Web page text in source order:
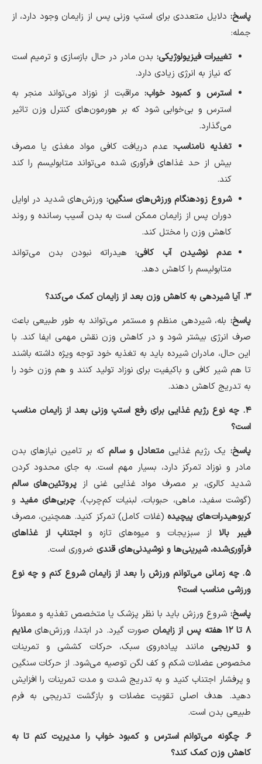
پاسخ: دلایل متعددی برای استپ وزنی پس از زایمان وجود دارد، از
جمله:
تغییرات فیزیولوژیکی: بدن مادر در حال بازسازی و ترمیم است
که نیاز به انرژی زیادی دارد.
استرس و کمبود خواب:مراقبت از نوزاد می‌تواند منجر به
استرس و بی‌خوابی شود که بر هورمون‌های کنترل وزن تاثیر
می‌گذارد.
تغذیه نامناسب: عدم دریافت کافی مواد مغذی یا مصرف
بیش از حد غذاهای فرآوری شده می‌تواند متابولیسم را کند
کند.
شروع زودهنگام ورزش‌های سنگین:ورزش‌های شدید در اوایل
دوران پس از زایمان ممکن است به بدن آسیب رسانده و روند
کاهش وزن را مختل کند.
عدم نوشیدن آب کافی:هیدراته نبودن بدن می‌تواند
متابولیسم را کاهش دهد.
۳. آیا شیردهی به کاهش وزن بعد از زایمان کمک می‌کند؟
پاسخ: بله، شیردهی منظم و مستمر می‌تواند به طور طبیعی باعث
صرف انرژی بیشتر شود و در کاهش وزن نقش مهمی ایفا کند. با
این حال، مادران شیرده باید به تغذیه خود توجه ویژه داشته باشند
تا هم شیر کافی و باکیفیت برای نوزاد تولید کنند و هم وزن خود را
به تدریج کاهش دهند.
۴. چه نوع رژیم غذایی برای رفع استپ وزنی بعد از زایمان مناسب
است؟
پاسخ: یک رژیم غذایی متعادل و سالم که بر تامین نیازهای بدن
مادر و نوزاد تمرکز دارد، بسیار مهم است. به جای محدود کردن
شدید کالری، بر مصرف مواد غذایی غنی از پروتئین‌های سالم
(گوشت سفید، ماهی، حبوبات، لبنیات کم‌چرب)، چربی‌های مفید و
کربوهیدرات‌های پیچیده(غلات کامل) تمرکز کنید. همچنین، مصرف
فیبر بالا از سبزیجات و میوه‌های تازه واجتناب از غذاهای
فرآوری‌شده، شیرینی‌ها و نوشیدنی‌های قندی ضروری است.
۵. چه زمانی می‌توانم ورزش را بعد از زایمان شروع کنم و چه نوع
ورزشی مناسب است؟
پاسخ: شروع ورزش باید با نظر پزشک یا متخصص تغذیه و معمولاً
۸ تا ۱۲ هفته پس از زایمان
صورت گیرد. در ابتدا، ورزش‌هایملایم
و تدریجیمانند پیاده‌روی سبک، حرکات کششی و تمرینات
مخصوص عضلات شکم و کف لگن توصیه می‌شود. از حرکات سنگین
و پرفشار اجتناب کنید و به تدریج شدت و مدت تمرینات را افزایش
دهید. هدف اصلی تقویت عضلات و بازگشت تدریجی به فرم
طبیعی بدن است.
۶. چگونه می‌توانم استرس و کمبود خواب را مدیریت کنم تا به
کاهش وزن کمک کند؟